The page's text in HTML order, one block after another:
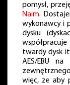
pomysł,
Naim.
wykonawcy i
dysku
twardy dysk
AES/EBU
więc, że aby